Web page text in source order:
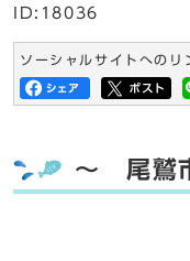
ID:18036
ソーシャルサイトへのリ
～ 尾鷲